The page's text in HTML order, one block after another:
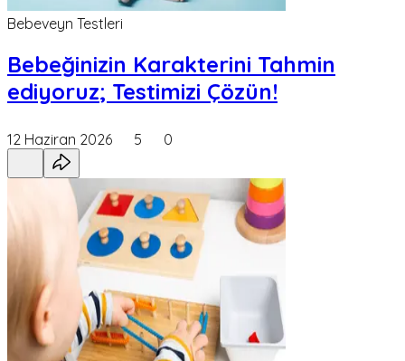
Bebeveyn Testleri
Bebeğinizin Karakterini Tahmin
ediyoruz; Testimizi Çözün!
12 Haziran 2026 5 0